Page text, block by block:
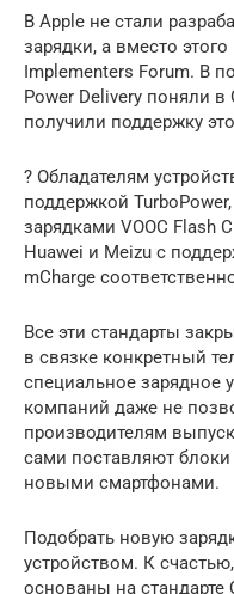
В Apple не стали
зарядки, а вместо
Implementers Forum. В
Power Delivery поняли
получили поддержку
? Обладателям
поддержкой
зарядками VOOC Flash
Huawei и Meizu с
mCharge
Все эти стандарты
в связке конкретный
специальное зарядное
компаний даже не
производителям
сами поставляют блоки
новыми смартфонами.
Подобрать новую
устройством. К
основаны на стандарте